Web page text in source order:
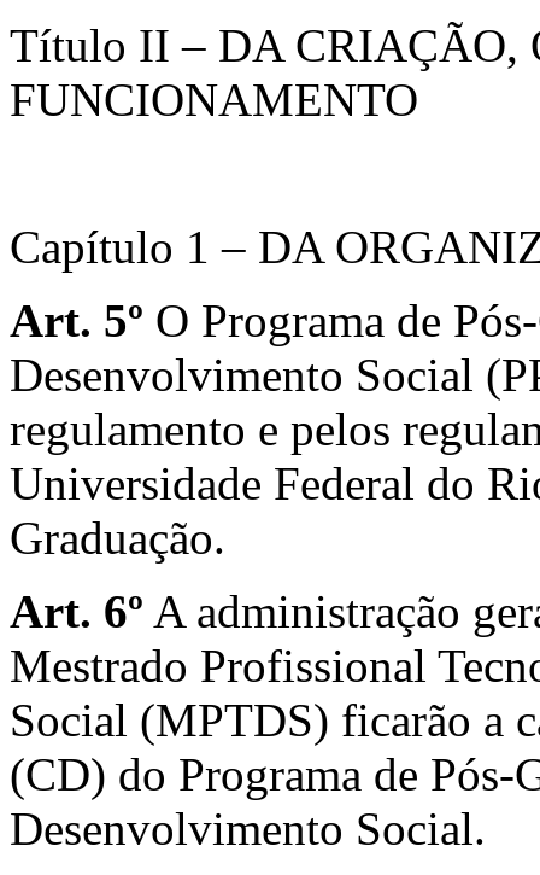
Título II – DA CRIAÇÃO,
FUNCIONAMENTO
Capítulo 1 – DA
Art. 5º O Programa de
Desenvolvimento Social
regulamento e pelos
Universidade Federal do
Graduação.
Art. 6º A administração
Mestrado Profissional
Social (MPTDS) ficarão a
(CD) do Programa de Pós-
Desenvolvimento Social.